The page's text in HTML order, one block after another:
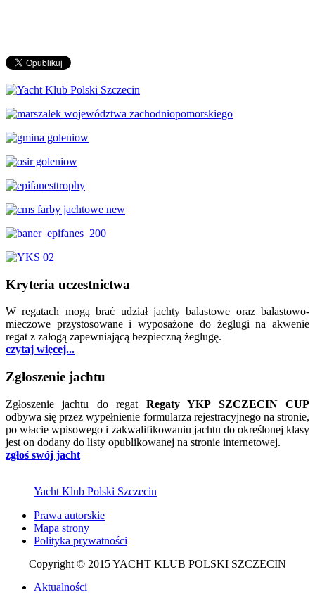
Kryteria uczestnictwa
W regatach mogą brać udział jachty balastowe oraz balastowo-
mieczowe przystosowane i wyposażone do żeglugi na akwenie
regat z załogą zapewniającą bezpieczną żeglugę.
czytaj więcej...
Zgłoszenie jachtu
Zgłoszenie jachtu do regat Regaty YKP SZCZECIN CUP
odbywa się przez wypełnienie formularza rejestracyjnego na stronie,
po włacie wpisowego i zakwalifikowaniu jachtu do określonej klasy
jest on dodany do listy opublikowanej na stronie internetowej.
zgłoś swój jacht
Yacht Klub Polski Szczecin
Prawa autorskie
Mapa strony
Polityka prywatności
Copyright © 2015 YACHT KLUB POLSKI SZCZECIN
Aktualności